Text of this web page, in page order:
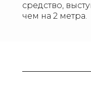
средство,
чем на 2 метра.​​​​​​​